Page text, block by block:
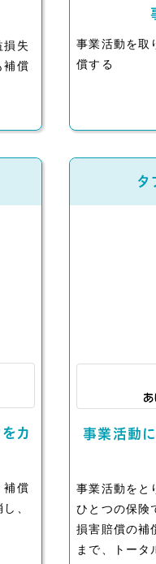
損失
補償
事業活動を取
償する
カ
補償
、
タ
事業活動
事業活動をと
ひとつの保険
損害賠償の補
まで、トータ